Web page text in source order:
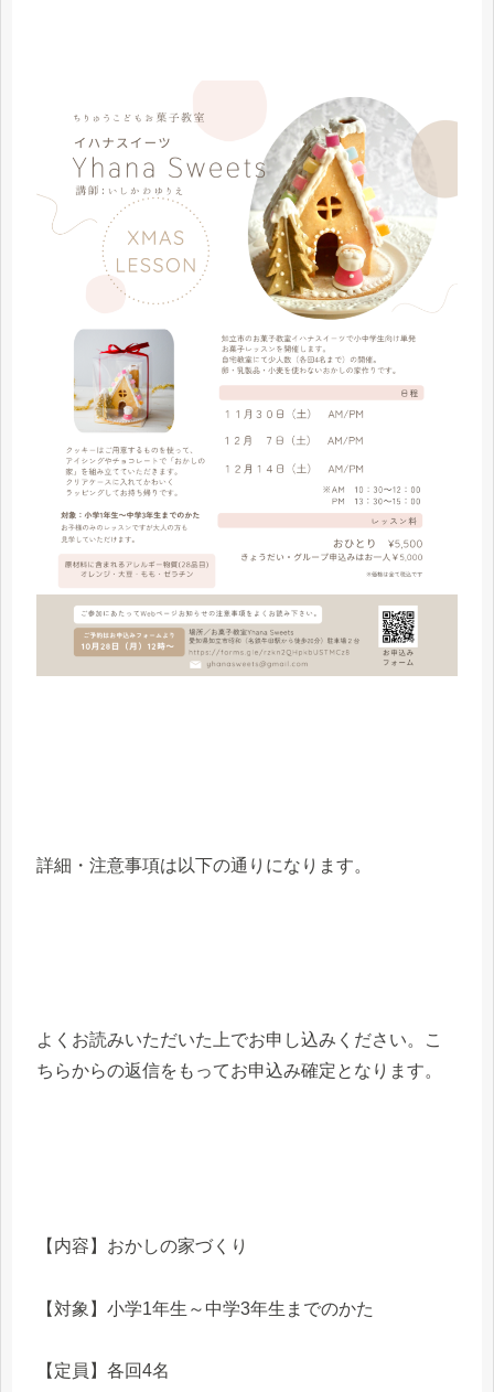
詳細・注意事項は以下の通りになります。
よくお読みいただいた上でお申し込みください。こ
ちらからの返信をもってお申込み確定となります。
【内容】おかしの家づくり
【対象】小学1年生～中学3年生までのかた
【定員】各回4名